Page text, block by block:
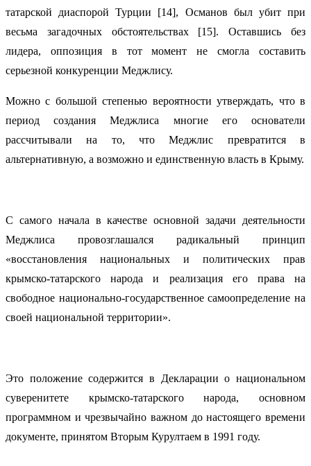
татарской диаспорой Турции [14], Османов был убит при
весьма загадочных обстоятельствах [15]. Оставшись без
лидера, оппозиция в тот момент не смогла составить
серьезной конкуренции Меджлису.
Можно с большой степенью вероятности утверждать, что в
период создания Меджлиса многие его основатели
рассчитывали на то, что Меджлис превратится в
альтернативную, а возможно и единственную власть в Крыму.
С самого начала в качестве основной задачи деятельности
Меджлиса провозглашался радикальный принцип
«восстановления национальных и политических прав
крымско-татарского народа и реализация его права на
свободное национально-государственное самоопределение на
своей национальной территории».
Это положение содержится в Декларации о национальном
суверенитете крымско-татарского народа, основном
программном и чрезвычайно важном до настоящего времени
документе, принятом Вторым Курултаем в 1991 году.